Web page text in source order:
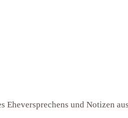
Eheversprechens und Notizen